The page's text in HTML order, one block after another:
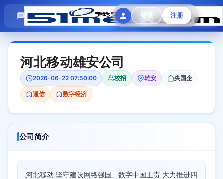
登录 注册
模拟面试 题目大全 招聘中心 会员专区
河北移动雄安公司
2026-06-22 07:50:00 校招 雄安 央国企
通信 数字经济
公司简介
河北移动 坚守建设网络强国、数字中国主责 大力推进四